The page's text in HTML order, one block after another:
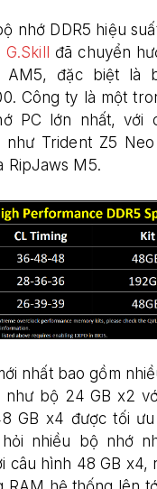
nhớ DDR5 hiệu
G.Skill đã chuyển
AM5, đặc biệt là
Công ty là một
PC lớn nhất, với
Trident Z5 Neo
RipJaws M5.
nhất bao gồm
như bộ 24 GB x2
GB x4 được tối
nhiều bộ nhớ
câu hình 48 GB x4,